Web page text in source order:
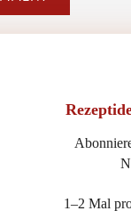
1–2 Mal
WERBUNG –